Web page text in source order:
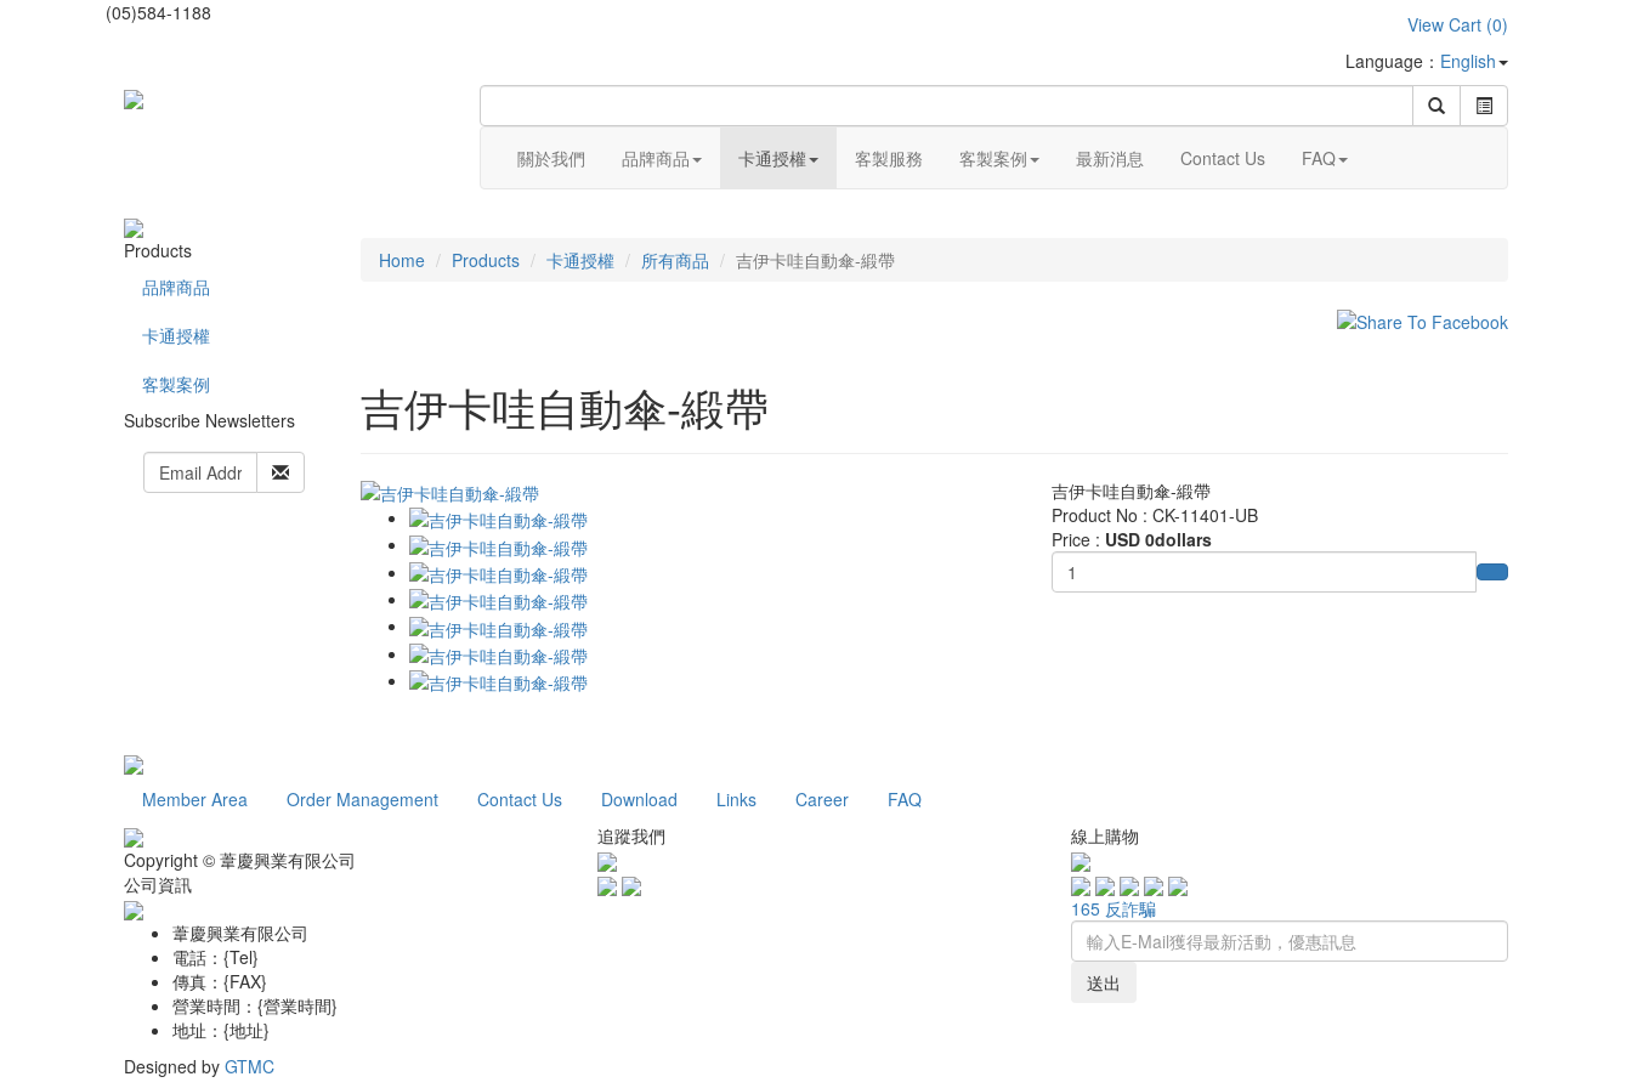
(05)584-1188
View Cart (0)
Language： English
關於我們 品牌商品 卡通授權 客製服務 客製案例 最新消息 Contact Us FAQ
Products
品牌商品
卡通授權
客製案例
Subscribe Newsletters
Home Products 卡通授權 所有商品 吉伊卡哇自動傘-緞帶
吉伊卡哇自動傘-緞帶
吉伊卡哇自動傘-緞帶
Product No : CK-11401-UB
Price : USD 0dollars
Member Area Order Management Contact Us Download Links Career FAQ
Copyright © 葦慶興業有限公司
公司資訊
葦慶興業有限公司
電話：{Tel}
傳真：{FAX}
營業時間：{營業時間}
地址：{地址}
追蹤我們 線上購物
165 反詐騙
送出
Designed by GTMC